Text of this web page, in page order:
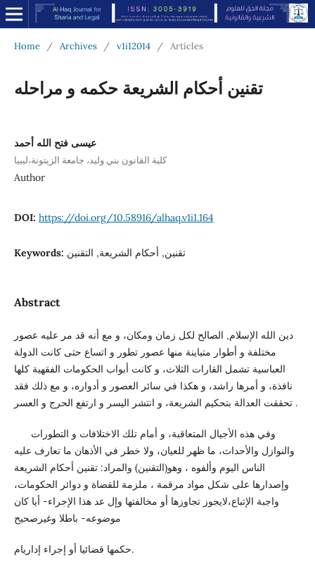
Home / Archives / v1i12014 / Articles
تقنين أحكام الشريعة حكمه و مراحله
عيسى فتح الله أحمد
كلية القانون بني وليد، جامعة الزيتونة،ليبيا
Author
DOI: https://doi.org/10.58916/alhaq.v1i1.164
Keywords: تقنين, أحكام الشريعة, التقنين
Abstract
دين الله الإسلام, الصالح لكل زمان ومكان، و مع أنه قد مر عليه عصور
مختلفة و أطوار متباينة منها عصور تطور و اتساع حتى كانت الدولة
العباسية تشمل القارات الثلاث، و كانت أبواب الحكومات الفقهية كلها
نافذة، و أمرها راشد، و هكذا في سائر العصور و أدواره، و مع ذلك فقد
تحققت العدالة بتحكيم الشريعة، و انتشر اليسر و ارتفع الحرج و العسر .
والنوازل والأحداث، ما ظهر للعيان، ولا خطر في الأذهان ما تعارف عليه
الناس اليوم وألفوه ، وهو(التقنين) والمراد: تقنين أحكام الشريعة
وإصدارها على شكل مواد مرقمة ، ملزمة للقضاة و دوائر الحكومات،
واجبة الإتباع،لايجوز تجاوزها أو مخالفتها وإل عد هذا الإجراء- أيا كان
موضوعه- باطلا وغيرصحيح
حكمها قضائيا أو إجراء إداريام.